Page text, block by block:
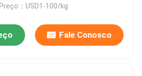
cuidados pessoais
Preço：USD1-100/kg
Fale Conosco